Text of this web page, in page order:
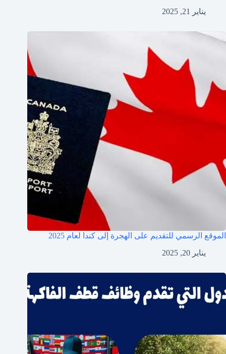
يناير 21, 2025
الموقع الرسمي للتقديم على الهجرة إلى كندا لعام 2025
يناير 20, 2025